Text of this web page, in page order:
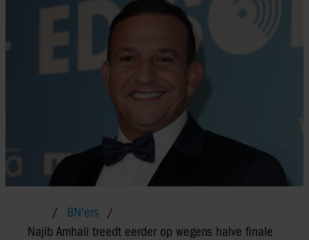
BN'ers
Najib Amhali treedt eerder op wegens halve finale